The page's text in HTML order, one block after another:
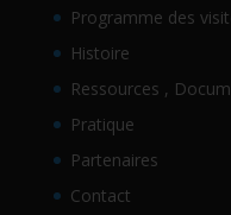
Programme des
Histoire
Ressources ,
Pratique
Partenaires
Contact